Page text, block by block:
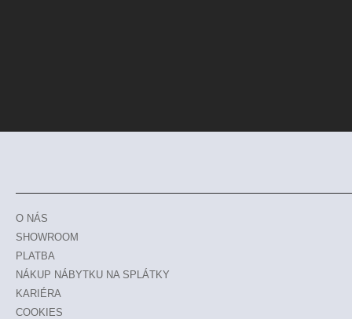
O NÁS
SHOWROOM
PLATBA
NÁKUP NÁBYTKU NA SPLÁTKY
KARIÉRA
COOKIES